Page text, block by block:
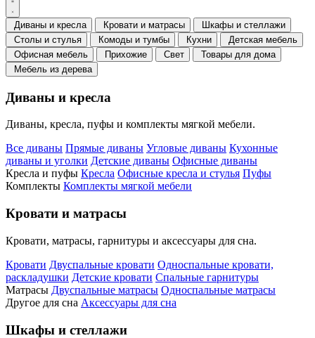
Диваны и кресла Кровати и матрасы
Шкафы и стеллажи
Столы и стулья
Комоды и тумбы Кухни
Детская мебель
Офисная мебель
Прихожие Свет
Товары для дома
Мебель из дерева
Диваны и кресла
Диваны, кресла, пуфы и комплекты мягкой мебели.
Все диваны Прямые диваны Угловые диваны Кухонные
диваны и уголки Детские диваны Офисные диваны
Кресла и пуфы Кресла Офисные кресла и стулья Пуфы
Комплекты Комплекты мягкой мебели
Кровати и матрасы
Кровати, матрасы, гарнитуры и аксессуары для сна.
Кровати Двуспальные кровати Односпальные кровати,
раскладушки Детские кровати Спальные гарнитуры
Матрасы Двуспальные матрасы Односпальные матрасы
Другое для сна Аксессуары для сна
Шкафы и стеллажи